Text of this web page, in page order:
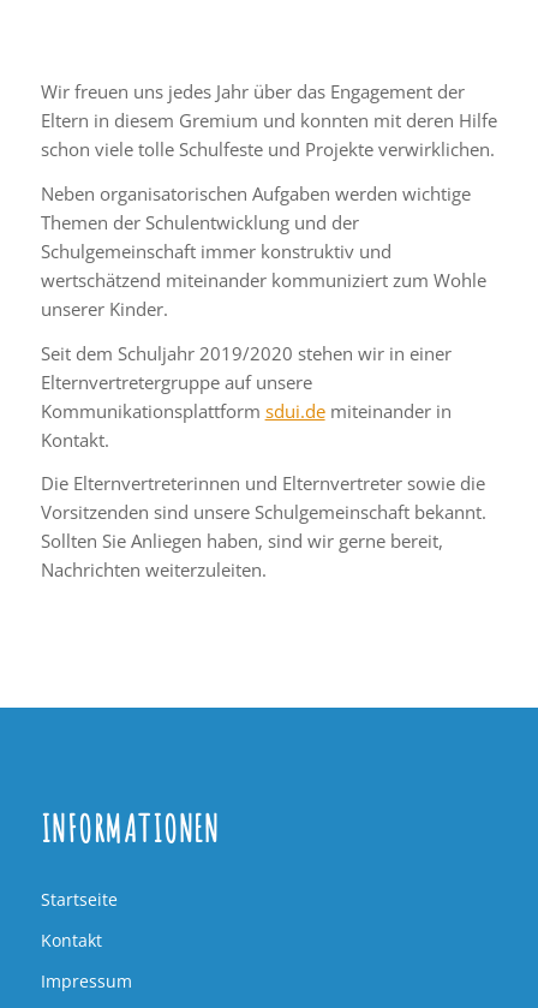
Wir freuen uns jedes Jahr über das Engagement der
Eltern in diesem Gremium und konnten mit deren Hilfe
schon viele tolle Schulfeste und Projekte verwirklichen.
Neben organisatorischen Aufgaben werden wichtige
Themen der Schulentwicklung und der
Schulgemeinschaft immer konstruktiv und
wertschätzend miteinander kommuniziert zum Wohle
unserer Kinder.
Seit dem Schuljahr 2019/2020 stehen wir in einer
Elternvertretergruppe auf unsere
Kommunikationsplattform sdui.demiteinander in
Kontakt.
Die Elternvertreterinnen und Elternvertreter sowie die
Vorsitzenden sind unsere Schulgemeinschaft bekannt.
Sollten Sie Anliegen haben, sind wir gerne bereit,
Nachrichten weiterzuleiten.
INFORMATIONEN
Startseite
Kontakt
Impressum